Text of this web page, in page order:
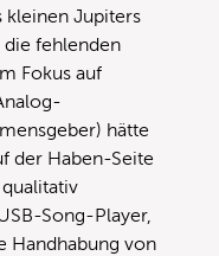
kleinen Jupiters
die fehlenden
Fokus auf
hätte
der Haben-Seite
Song-Player,
Handhabung von